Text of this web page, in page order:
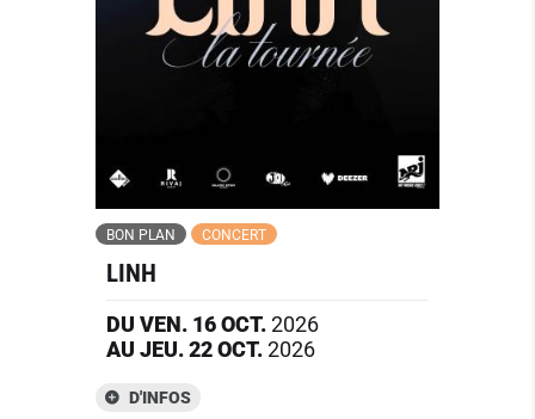
BON PLAN CONCERT
LINH
DU VEN. 16OCT.2026
AU JEU.22OCT.2026
D'INFOS